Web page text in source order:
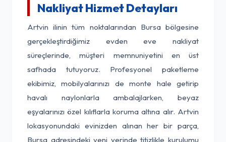
Nakliyat Hizmet Detayları
Artvin ilinin tüm noktalarından Bursa bölgesine
gerçekleştirdiğimiz evden eve nakliyat
süreçlerinde, müşteri memnuniyetini en üst
safhada tutuyoruz. Profesyonel paketleme
ekibimiz, mobilyalarınızı de monte hale getirip
havalı naylonlarla ambalajlarken, beyaz
eşyalarınızı özel kılıflarla koruma altına alır. Artvin
lokasyonundaki evinizden alınan her bir parça,
Bursa adresindeki yeni yerinde titizlikle kurulumu